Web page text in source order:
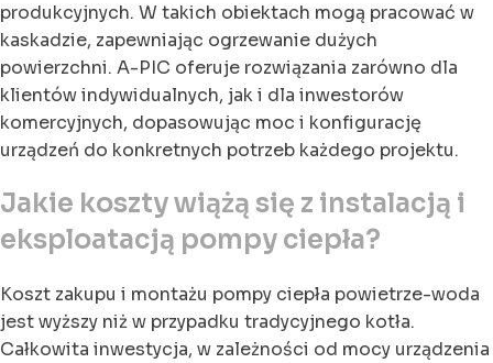
produkcyjnych. W takich obiektach mogą pracować w
kaskadzie, zapewniając ogrzewanie dużych
powierzchni. A-PIC oferuje rozwiązania zarówno dla
klientów indywidualnych, jak i dla inwestorów
komercyjnych, dopasowując moc i konfigurację
urządzeń do konkretnych potrzeb każdego projektu.
Jakie koszty wiążą się z instalacją i
eksploatacją pompy ciepła?
Koszt zakupu i montażu pompy ciepła powietrze-woda
jest wyższy niż w przypadku tradycyjnego kotła.
Całkowita inwestycja, w zależności od mocy urządzenia